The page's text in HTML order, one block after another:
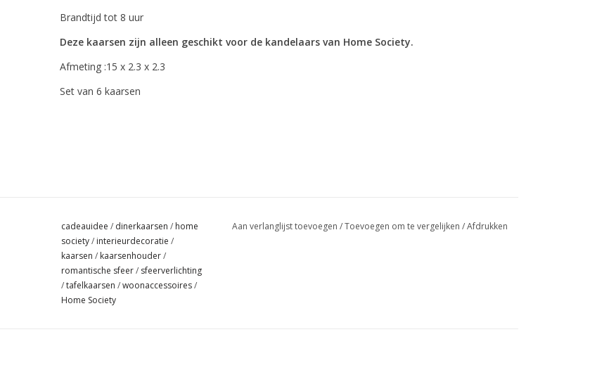
Brandtijd tot 8 uur
Deze kaarsen zijn alleen geschikt voor de kandelaars van Home Society.
Afmeting :15 x 2.3 x 2.3
Set van 6 kaarsen
cadeauidee / dinerkaarsen / home
society/ interieurdecoratie /
kaarsen / kaarsenhouder/
romantische sfeer/ sfeerverlichting
/tafelkaarsen /woonaccessoires/
Home Society
Aan verlanglijst toevoegen /Toevoegen om te vergelijken /Afdrukken